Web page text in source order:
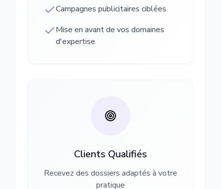
Campagnes publicitaires ciblées
Mise en avant de vos domaines
d'expertise
Clients Qualifiés
Recevez des dossiers adaptés à votre
pratique